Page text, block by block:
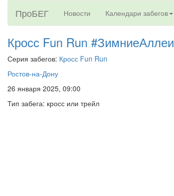
ПроБЕГ Новости Календари забегов
Кросс Fun Run #ЗимниеАллеи
Серия забегов: Кросс Fun Run
Ростов-на-Дону
26 января 2025, 09:00
Тип забега: кросс или трейл